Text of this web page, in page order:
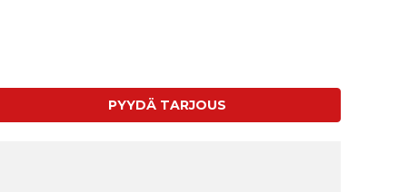
PYYDÄ TARJOUS